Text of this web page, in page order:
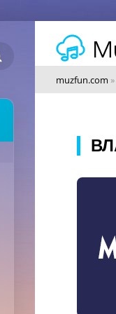
muzfun.com »